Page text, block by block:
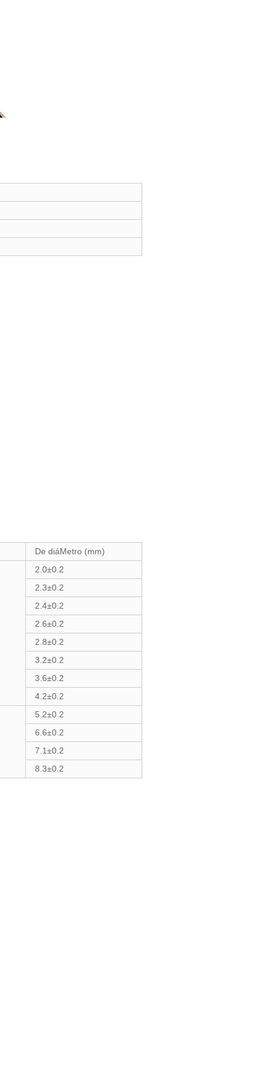
De diáMetro (mm)
2.0±0.2
2.3±0.2
2.4±0.2
2.6±0.2
2.8±0.2
3.2±0.2
3.6±0.2
4.2±0.2
5.2±0.2
6.6±0.2
7.1±0.2
8.3±0.2